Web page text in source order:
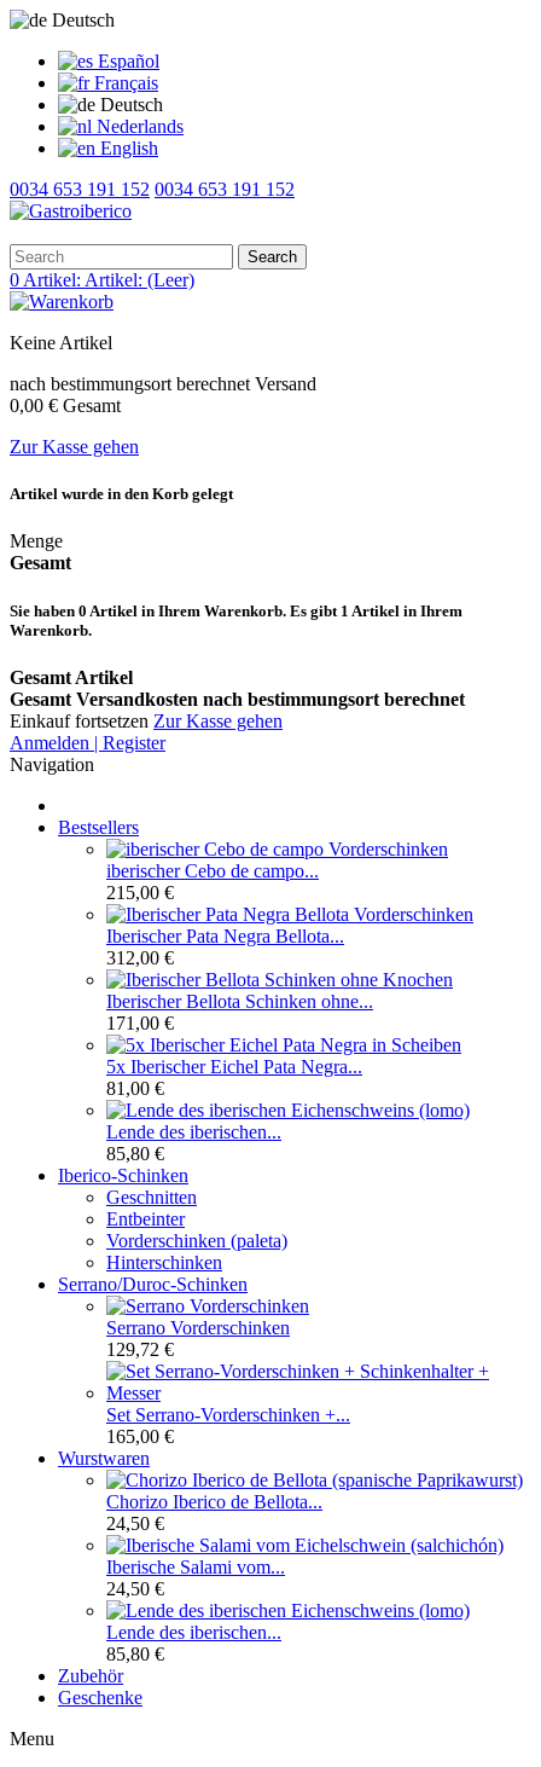
Deutsch
Español
Français
Deutsch
Nederlands
English
0034 653 191 152 0034 653 191 152
Search
0 Artikel: Artikel: (Leer)
Keine Artikel
nach bestimmungsort berechnet Versand
0,00 € Gesamt
Zur Kasse gehen
Artikel wurde in den Korb gelegt
Menge
Gesamt
Sie haben 0 Artikel in Ihrem Warenkorb. Es gibt 1 Artikel in Ihrem
Warenkorb.
Gesamt Artikel
Gesamt Versandkosten nach bestimmungsort berechnet
Einkauf fortsetzen Zur Kasse gehen
Anmelden | Register
Navigation
Bestsellers
iberischer Cebo de campo...
215,00 €
Iberischer Pata Negra Bellota...
312,00 €
Iberischer Bellota Schinken ohne...
171,00 €
5x Iberischer Eichel Pata Negra...
81,00 €
Lende des iberischen...
85,80 €
Iberico-Schinken
Geschnitten
Entbeinter
Vorderschinken (paleta)
Hinterschinken
Serrano/Duroc-Schinken
Serrano Vorderschinken
129,72 €
Set Serrano-Vorderschinken +...
165,00 €
Wurstwaren
Chorizo Iberico de Bellota...
24,50 €
Iberische Salami vom...
24,50 €
Lende des iberischen...
85,80 €
Zubehör
Geschenke
Menu